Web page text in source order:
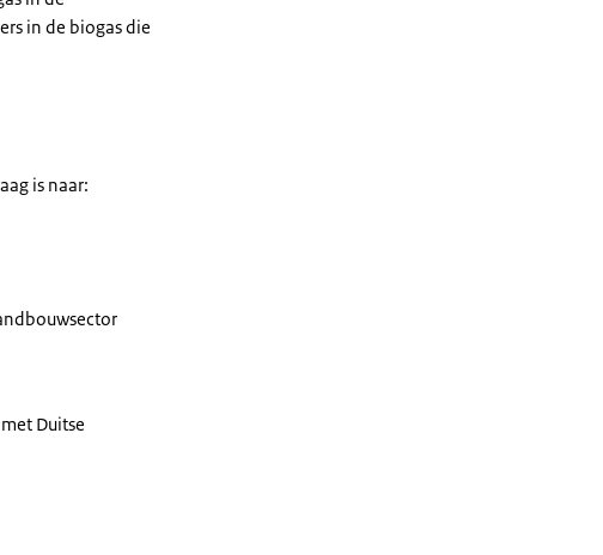
in de biogas die
is naar:
Duitse